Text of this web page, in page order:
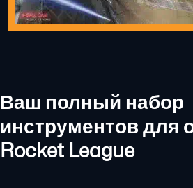
Ваш полный набор
инструментов для
Rocket League